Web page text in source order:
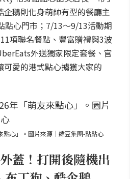
鵝則化身萌帥有型的餐廳主
點心門市；7/13～9/13活動期
項聯名餐點、豐富贈禮與3波
外送獨家限定套餐、官
愛的港式點心擄獲大家的
心」。圖片來源｜緯豆集團-點點心
蓋！打開後隨機出